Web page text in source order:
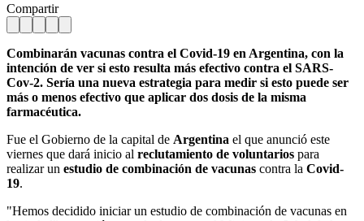
Compartir
Combinarán vacunas contra el Covid-19 en Argentina, con la
intención de ver si esto resulta más efectivo contra el SARS-
Cov-2. Sería una nueva estrategia para medir si esto puede ser
más o menos efectivo que aplicar dos dosis de la misma
farmacéutica.
Fue el Gobierno de la capital de Argentina el que anunció este
viernes que dará inicio al reclutamiento de voluntarios para
realizar un estudio de combinación de vacunas contra la Covid-
19.
"Hemos decidido iniciar un estudio de combinación de vacunas en